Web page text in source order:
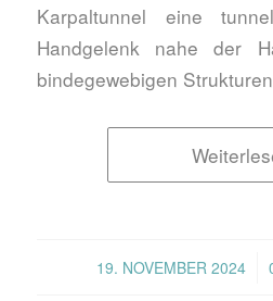
Karpaltunnel eine
Handgelenk nahe der
bindegewebigen
19. NOVEMBER 2024
/